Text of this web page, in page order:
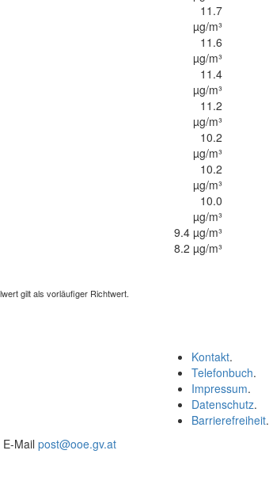
11.7
µg/m³
11.6
µg/m³
11.4
µg/m³
11.2
µg/m³
10.2
µg/m³
10.2
µg/m³
10.0
µg/m³
9.4 µg/m³
8.2 µg/m³
gilt als vorläufiger Richtwert.
Kontakt.
Telefonbuch.
Impressum.
Datenschutz.
Barrierefreiheit.
E-Mail post@ooe.gv.at